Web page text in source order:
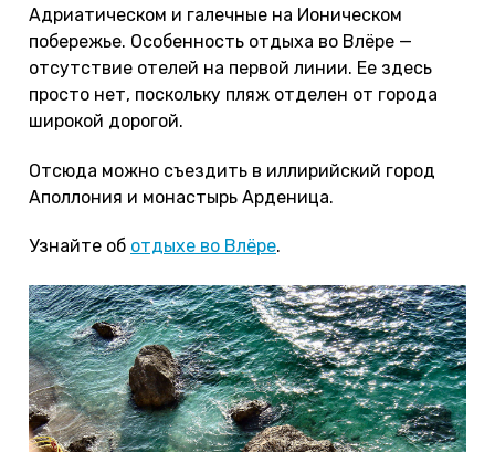
Адриатическом и галечные на Ионическом
побережье. Особенность отдыха во Влёре —
отсутствие отелей на первой линии. Ее здесь
просто нет, поскольку пляж отделен от города
широкой дорогой.
Отсюда можно съездить в иллирийский город
Аполлония и монастырь Арденица.
Узнайте об отдыхе во Влёре.